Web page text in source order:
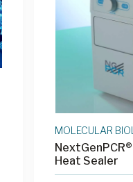
MOLECULAR
Heat Sealer